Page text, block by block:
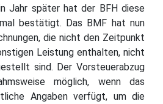
Jahr später hat der BFH diese
bestätigt. Das BMF hat nun
die nicht den Zeitpunkt
Leistung enthalten, nicht
sind. Der Vorsteuerabzug
möglich, wenn das
Angaben verfügt, um die